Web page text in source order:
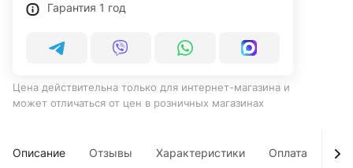
Гарантия 1 год
Цена действительна только для интернет-магазина и
может отличаться от цен в розничных магазинах
Описание Отзывы Характеристики Оплата